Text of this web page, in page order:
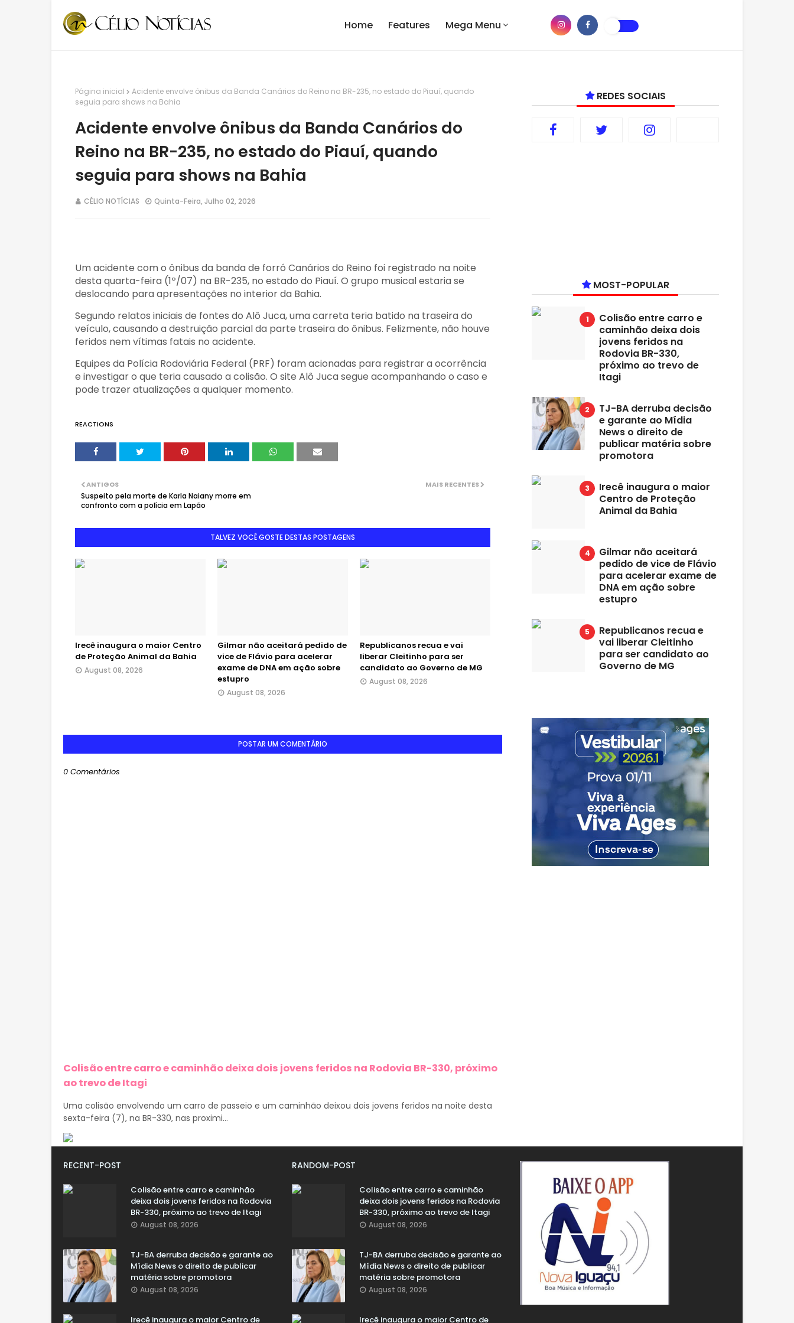
Home Features Mega Menu
Página inicial
Acidente envolve ônibus da Banda Canários do Reino na BR-235, no estado do Piauí, quando
seguia para shows na Bahia
Acidente envolve ônibus da Banda Canários do
Reino na BR-235, no estado do Piauí, quando
seguia para shows na Bahia
CÉLIO NOTÍCIAS Quinta-Feira, Julho 02, 2026
Um acidente com o ônibus da banda de forró Canários do Reino foi registrado na noite
desta quarta-feira (1º/07) na BR-235, no estado do Piauí. O grupo musical estaria se
deslocando para apresentações no interior da Bahia.
Segundo relatos iniciais de fontes do Alô Juca, uma carreta teria batido na traseira do
veículo, causando a destruição parcial da parte traseira do ônibus. Felizmente, não houve
feridos nem vítimas fatais no acidente.
Equipes da Polícia Rodoviária Federal (PRF) foram acionadas para registrar a ocorrência
e investigar o que teria causado a colisão. O site Alô Juca segue acompanhando o caso e
pode trazer atualizações a qualquer momento.
REACTIONS
MAIS RECENTES
ANTIGOS
Suspeito pela morte de Karla Naiany morre em
confronto com a polícia em Lapão
TALVEZ VOCÊ GOSTE DESTAS POSTAGENS
Irecê inaugura o maior Centro
de Proteção Animal da Bahia
August 08, 2026
Gilmar não aceitará pedido de
vice de Flávio para acelerar
exame de DNA em ação sobre
estupro
August 08, 2026
Republicanos recua e vai
liberar Cleitinho para ser
candidato ao Governo de MG
August 08, 2026
POSTAR UM COMENTÁRIO
0 Comentários
Colisão entre carro e caminhão deixa dois jovens feridos na Rodovia BR-330, próximo
ao trevo de Itagi
Uma colisão envolvendo um carro de passeio e um caminhão deixou dois jovens feridos na noite desta
sexta-feira (7), na BR-330, nas proximi...
REDES SOCIAIS
MOST-POPULAR
Colisão entre carro e
caminhão deixa dois
jovens feridos na
Rodovia BR-330,
próximo ao trevo de
Itagi
TJ-BA derruba decisão
e garante ao Mídia
News o direito de
publicar matéria sobre
promotora
Irecê inaugura o maior
Centro de Proteção
Animal da Bahia
Gilmar não aceitará
pedido de vice de Flávio
para acelerar exame de
DNA em ação sobre
estupro
Republicanos recua e
vai liberar Cleitinho
para ser candidato ao
Governo de MG
RECENT-POST
Colisão entre carro e caminhão
deixa dois jovens feridos na Rodovia
BR-330, próximo ao trevo de Itagi
August 08, 2026
TJ-BA derruba decisão e garante ao
Mídia News o direito de publicar
matéria sobre promotora
August 08, 2026
Irecê inaugura o maior Centro de
RANDOM-POST
Colisão entre carro e caminhão
deixa dois jovens feridos na Rodovia
BR-330, próximo ao trevo de Itagi
August 08, 2026
TJ-BA derruba decisão e garante ao
Mídia News o direito de publicar
matéria sobre promotora
August 08, 2026
Irecê inaugura o maior Centro de